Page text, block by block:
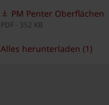
PM Penter Oberflächen
PDF - 352 KB
Alles herunterladen (1)